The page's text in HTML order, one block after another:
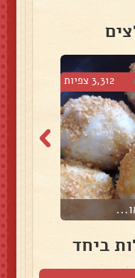
3,312 צפיות
ביחד